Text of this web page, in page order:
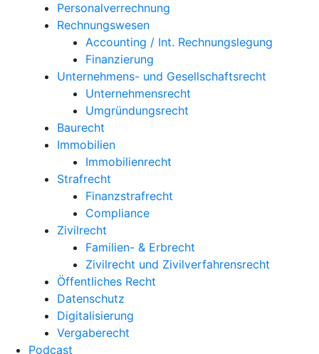
Personalverrechnung
Rechnungswesen
Accounting / Int. Rechnungslegung
Finanzierung
Unternehmens- und Gesellschaftsrecht
Unternehmensrecht
Umgründungsrecht
Baurecht
Immobilien
Immobilienrecht
Strafrecht
Finanzstrafrecht
Compliance
Zivilrecht
Familien- & Erbrecht
Zivilrecht und Zivilverfahrensrecht
Öffentliches Recht
Datenschutz
Digitalisierung
Vergaberecht
Podcast